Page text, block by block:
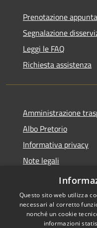
Prenotazione
Segnalazione
Leggi le FAQ
Richiesta assistenza
Amministrazione
Albo Pretorio
Informativa privacy
Note legali
Dichiarazione di
Questo sito web utilizza
necessari al corretto
nonché un cookie
informazioni